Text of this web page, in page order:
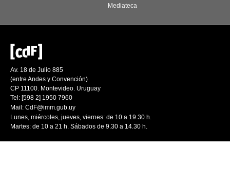
Mediateca
Av. 18 de Julio 885
(entre Andes y Convención)
CP 11100. Montevideo. Uruguay
Tel: [598 2] 1950 7960
Mail: CdF@imm.gub.uy
Lunes, miércoles, jueves, viernes: de 10 a 19.30 h.
Martes: de 10 a 21 h. Sábados de 9.30 a 14.30 h.